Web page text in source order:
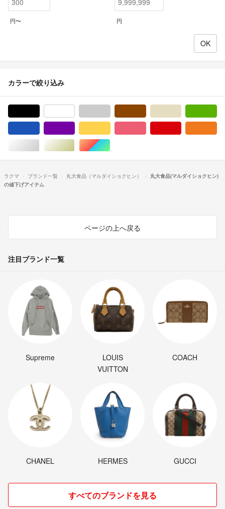
円〜 円
カラーで絞り込み
シルバー/銀色系ゴールド/金色系マルチカラー
ラクマ ブランド一覧 丸大食品（マルダイショクヒン）
丸大食品(マルダイショクヒン)
の値下げアイテム
ページの上へ戻る
注目ブランド一覧
Supreme
LOUIS
VUITTON
COACH
CHANEL HERMES GUCCI
すべてのブランドを見る